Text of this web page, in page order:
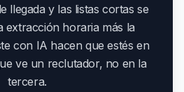
llegada y las listas cortas se
extracción horaria más la
con IA hacen que estés en
ve un reclutador, no en la
tercera.